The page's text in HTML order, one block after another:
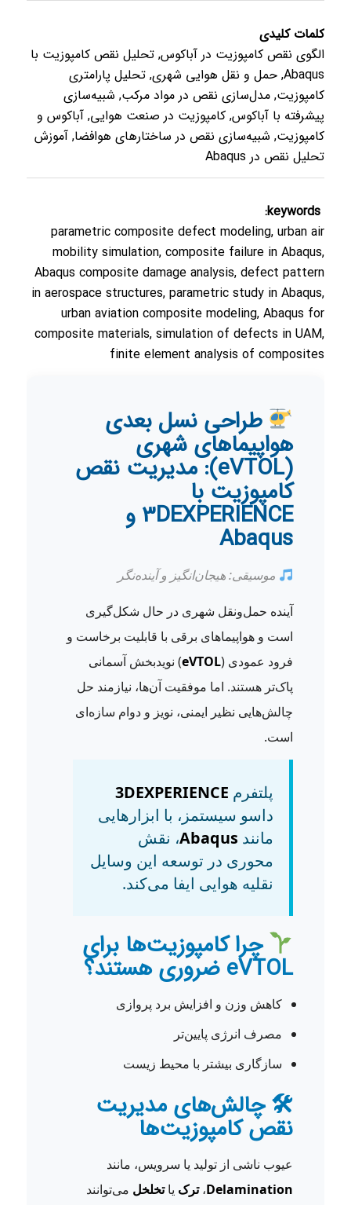
کلمات کلیدی
الگوی نقص کامپوزیت در آباکوس, تحلیل نقص کامپوزیت با
Abaqus, حمل و نقل هوایی شهری, تحلیل پارامتری
کامپوزیت, مدل‌سازی نقص در مواد مرکب, شبیه‌سازی
پیشرفته با آباکوس, کامپوزیت در صنعت هوایی, آباکوس و
کامپوزیت, شبیه‌سازی نقص در ساختارهای هوافضا, آموزش
تحلیل نقص در Abaqus
parametric composite defect modeling, urban air
mobility simulation, composite failure in Abaqus,
Abaqus composite damage analysis, defect pattern
in aerospace structures, parametric study in Abaqus,
urban aviation composite modeling, Abaqus for
composite materials, simulation of defects in UAM,
finite element analysis of composites
طراحی نسل بعدی
هواپیماهای شهری
(eVTOL): مدیریت نقص
کامپوزیت با
3DEXPERIENCE و
Abaqus
موسیقی: هیجان‌انگیز و آینده‌نگر
آینده حمل‌ونقل شهری در حال شکل‌گیری
است و هواپیماهای برقی با قابلیت برخاست و
فرود عمودی (eVTOL) نویدبخش آسمانی
پاک‌تر هستند. اما موفقیت آن‌ها، نیازمند حل
چالش‌هایی نظیر ایمنی، نویز و دوام سازه‌ای
است.
پلتفرم 3DEXPERIENCE
داسو سیستمز، با ابزارهایی
مانند Abaqus، نقش
محوری در توسعه این وسایل
نقلیه هوایی ایفا می‌کند.
چرا کامپوزیت‌ها برای
eVTOL ضروری هستند؟
کاهش وزن و افزایش برد پروازی
مصرف انرژی پایین‌تر
سازگاری بیشتر با محیط زیست
🛠 چالش‌های مدیریت
نقص کامپوزیت‌ها
عیوب ناشی از تولید یا سرویس، مانند
Delamination،ترک یاتخلخل می‌توانند